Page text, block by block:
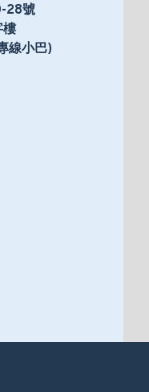
28號
樓
線小巴)